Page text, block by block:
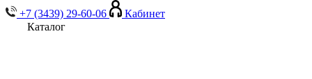
+7 (3439) 29-60-06
Кабинет
Каталог